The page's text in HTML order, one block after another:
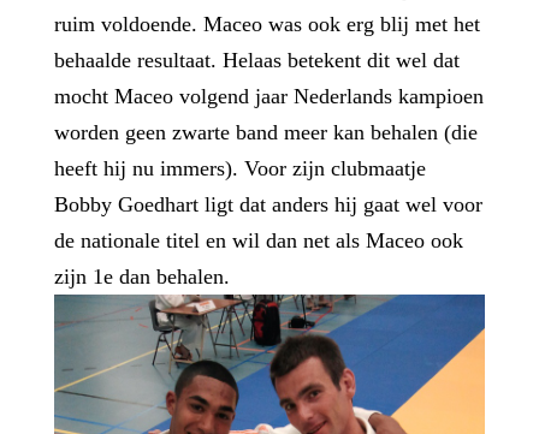
ruim voldoende. Maceo was ook erg blij met het
behaalde resultaat. Helaas betekent dit wel dat
mocht Maceo volgend jaar Nederlands kampioen
worden geen zwarte band meer kan behalen (die
heeft hij nu immers). Voor zijn clubmaatje
Bobby Goedhart ligt dat anders hij gaat wel voor
de nationale titel en wil dan net als Maceo ook
zijn 1e dan behalen.